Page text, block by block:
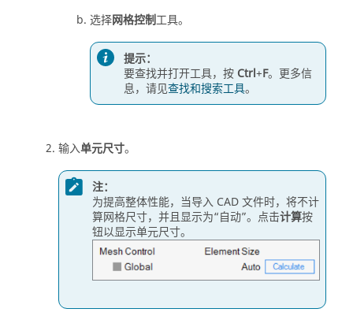
选择网格控制工具。
提示：
要查找并打开工具，按 Ctrl+F。更多信
息，请见查找和搜索工具。
输入单元尺寸。
注：
为提高整体性能，当导入 CAD 文件时，将不计
算网格尺寸，并且显示为“自动”。点击计算按
钮以显示单元尺寸。